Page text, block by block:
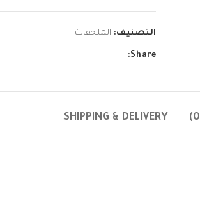
التصنيف: الملحقات
Share:
SHIPPING & DELIVERY